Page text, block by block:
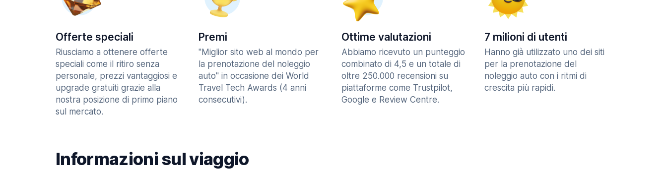
Offerte speciali
Riusciamo a ottenere offerte
speciali come il ritiro senza
personale, prezzi vantaggiosi e
upgrade gratuiti grazie alla
nostra posizione di primo piano
sul mercato.
Premi
"Miglior sito web al mondo per
la prenotazione del noleggio
auto" in occasione dei World
Travel Tech Awards (4 anni
consecutivi).
Ottime valutazioni
Abbiamo ricevuto un punteggio
combinato di 4,5 e un totale di
oltre 250.000 recensioni su
piattaforme come Trustpilot,
Google e Review Centre.
7 milioni di utenti
Hanno già utilizzato uno dei siti
per la prenotazione del
noleggio auto con i ritmi di
crescita più rapidi.
Informazioni sul viaggio